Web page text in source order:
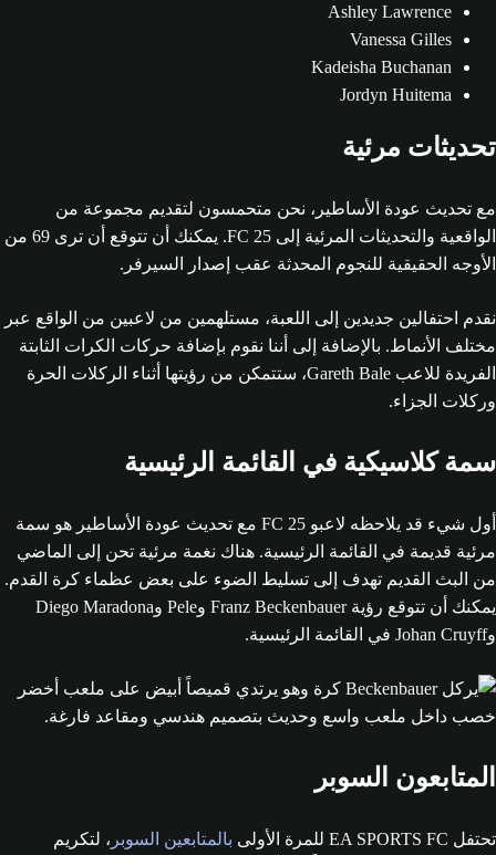
Ashley Lawrence
Vanessa Gilles
Kadeisha Buchanan
Jordyn Huitema
تحديثات مرئية
مع تحديث عودة الأساطير، نحن متحمسون لتقديم مجموعة من
الواقعية والتحديثات المرئية إلى FC 25. يمكنك أن تتوقع أن ترى 69 من
الأوجه الحقيقية للنجوم المحدثة عقب إصدار السيرفر.
نقدم احتفالين جديدين إلى اللعبة، مستلهمين من لاعبين من الواقع عبر
مختلف الأنماط. بالإضافة إلى أننا نقوم بإضافة حركات الكرات الثابتة
الفريدة للاعب Gareth Bale، ستتمكن من رؤيتها أثناء الركلات الحرة
وركلات الجزاء.
سمة كلاسيكية في القائمة الرئيسية
أول شيء قد يلاحظه لاعبو FC 25 مع تحديث عودة الأساطير هو سمة
مرئية قديمة في القائمة الرئيسية. هناك نغمة مرئية تحن إلى الماضي
من البث القديم تهدف إلى تسليط الضوء على بعض عظماء كرة القدم.
يمكنك أن تتوقع رؤية Franz Beckenbauer وPele وDiego Maradona
وJohan Cruyff في القائمة الرئيسية.
المتابعون السوبر
تحتفل EA SPORTS FC للمرة الأولى بالمتابعين السوبر ، لتكريم